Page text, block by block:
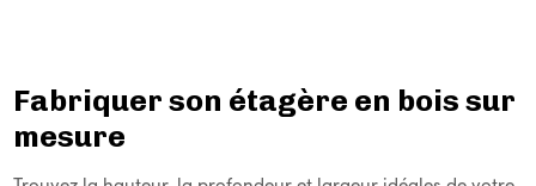
Fabriquer son étagère en bois sur
mesure